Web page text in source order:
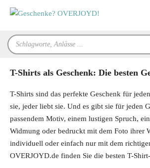
Inhalt
Products
search
T-Shirts als Geschenk: Die besten
T-Shirts sind das perfekte Geschenk für
sie, jeder liebt sie. Und es gibt sie für jeden
passendem Motiv, einem lustigen Spruch,
Widmung oder bedruckt mit dem Foto ihrer
individuell oder einfach nur mit dem
OVERJOYD.de finden Sie die besten T-